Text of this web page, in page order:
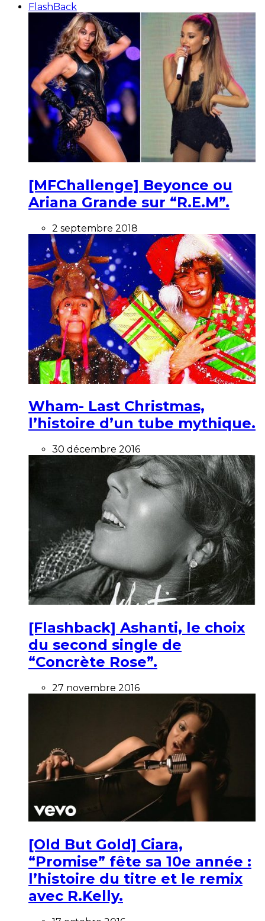
FlashBack
[MFChallenge] Beyonce ou
Ariana Grande sur “R.E.M”.
2 septembre 2018
Wham- Last Christmas,
l’histoire d’un tube mythique.
30 décembre 2016
[Flashback] Ashanti, le choix
du second single de
“Concrète Rose”.
27 novembre 2016
[Old But Gold] Ciara,
“Promise” fête sa 10e année :
l’histoire du titre et le remix
avec R.Kelly.